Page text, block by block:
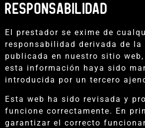
RESPONSABILIDAD
El prestador se exime de
responsabilidad derivada de la
publicada en nuestro sitio web,
esta información haya sido
introducida por un tercero
Esta web ha sido revisada y
funcione correctamente. En
garantizar el correcto